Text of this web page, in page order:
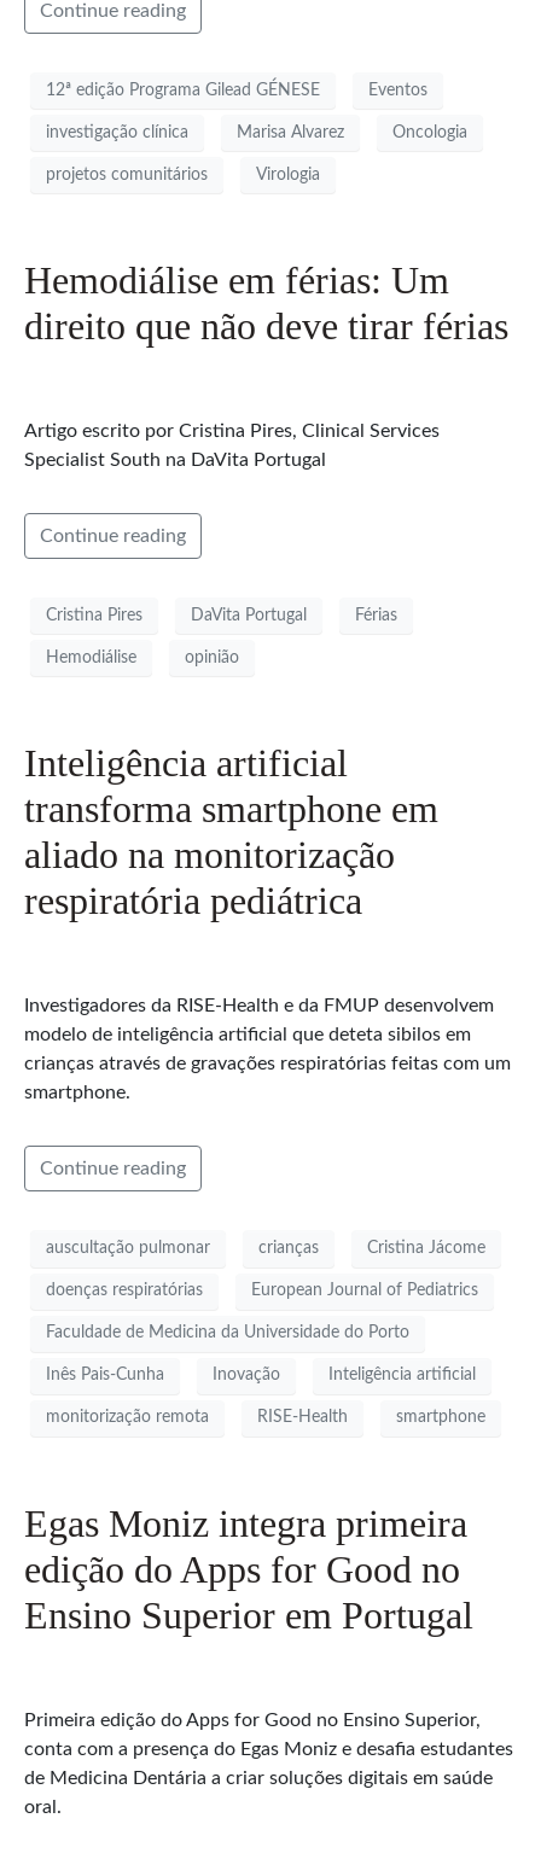
Continue reading
12ª edição Programa Gilead GÉNESE Eventos
investigação clínica Marisa Alvarez Oncologia
projetos comunitários Virologia
Hemodiálise em férias: Um
direito que não deve tirar férias
Artigo escrito por Cristina Pires, Clinical Services
Specialist South na DaVita Portugal
Continue reading
Cristina Pires DaVita Portugal Férias
Hemodiálise opinião
Inteligência artificial
transforma smartphone em
aliado na monitorização
respiratória pediátrica
Investigadores da RISE-Health e da FMUP desenvolvem
modelo de inteligência artificial que deteta sibilos em
crianças através de gravações respiratórias feitas com um
smartphone.
Continue reading
auscultação pulmonar crianças Cristina Jácome
doenças respiratórias European Journal of Pediatrics
Faculdade de Medicina da Universidade do Porto
Inês Pais-Cunha Inovação Inteligência artificial
monitorização remota RISE-Health smartphone
Egas Moniz integra primeira
edição do Apps for Good no
Ensino Superior em Portugal
Primeira edição do Apps for Good no Ensino Superior,
conta com a presença do Egas Moniz e desafia estudantes
de Medicina Dentária a criar soluções digitais em saúde
oral.